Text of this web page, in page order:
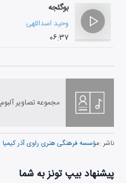
بوگئجه
وحید اسداللهی
۰۶:۳۷
مجموعه تصاویر آلبوم
ناشر :مؤسسه فرهنگی هنری راوی آذر کیمیا
پیشنهاد بیپ تونز به شما